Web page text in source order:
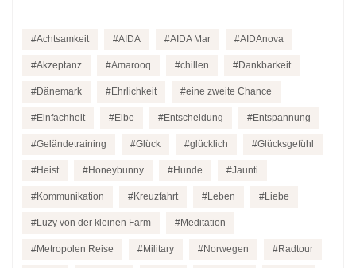
Achtsamkeit AIDA AIDA Mar AIDAnova
Akzeptanz Amarooq chillen Dankbarkeit
Dänemark Ehrlichkeit eine zweite Chance
Einfachheit Elbe Entscheidung Entspannung
Geländetraining Glück glücklich Glücksgefühl
Heist Honeybunny Hunde Jaunti
Kommunikation Kreuzfahrt Leben Liebe
Luzy von der kleinen Farm Meditation
Metropolen Reise Military Norwegen Radtour